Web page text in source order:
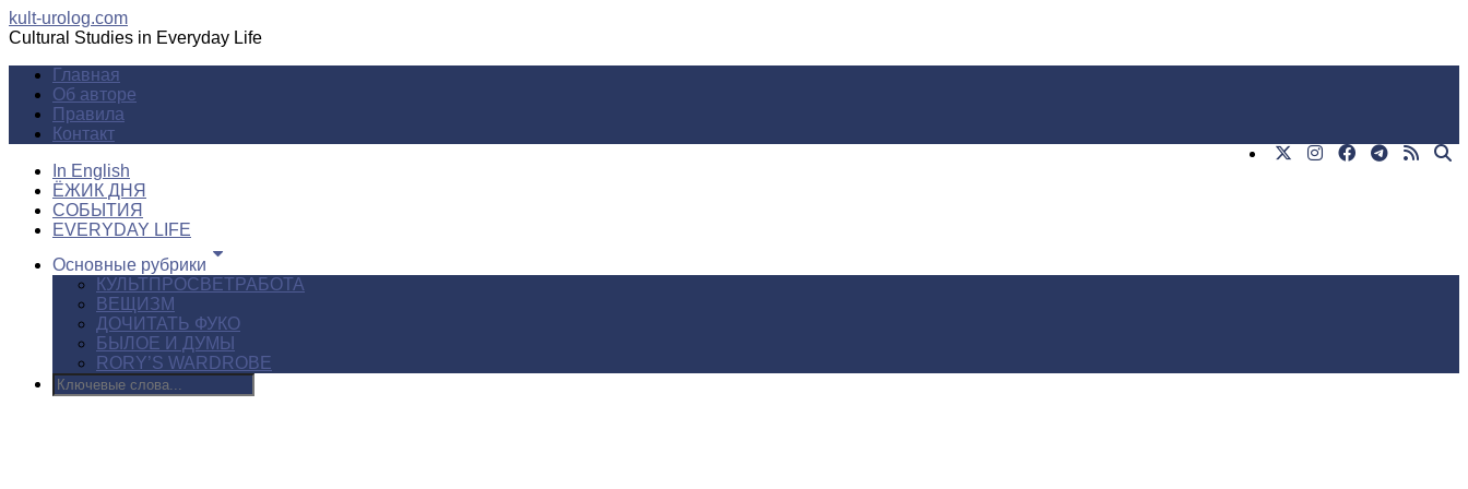
kult-urolog.com
Cultural Studies in Everyday Life
Главная
Об авторе
Правила
Контакт
In English
ЁЖИК ДНЯ
СОБЫТИЯ
EVERYDAY LIFE
Основные рубрики
КУЛЬТПРОСВЕТРАБОТА
ВЕЩИЗМ
ДОЧИТАТЬ ФУКО
БЫЛОЕ И ДУМЫ
RORY’S WARDROBE